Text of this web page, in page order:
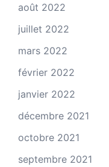
août 2022
juillet 2022
mars 2022
février 2022
janvier 2022
décembre 2021
octobre 2021
septembre 2021